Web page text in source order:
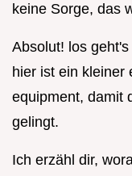
keine Sorge, das
Absolut! los
hier ist ein kleiner
equipment, damit
gelingt.
Ich erzähl dir,